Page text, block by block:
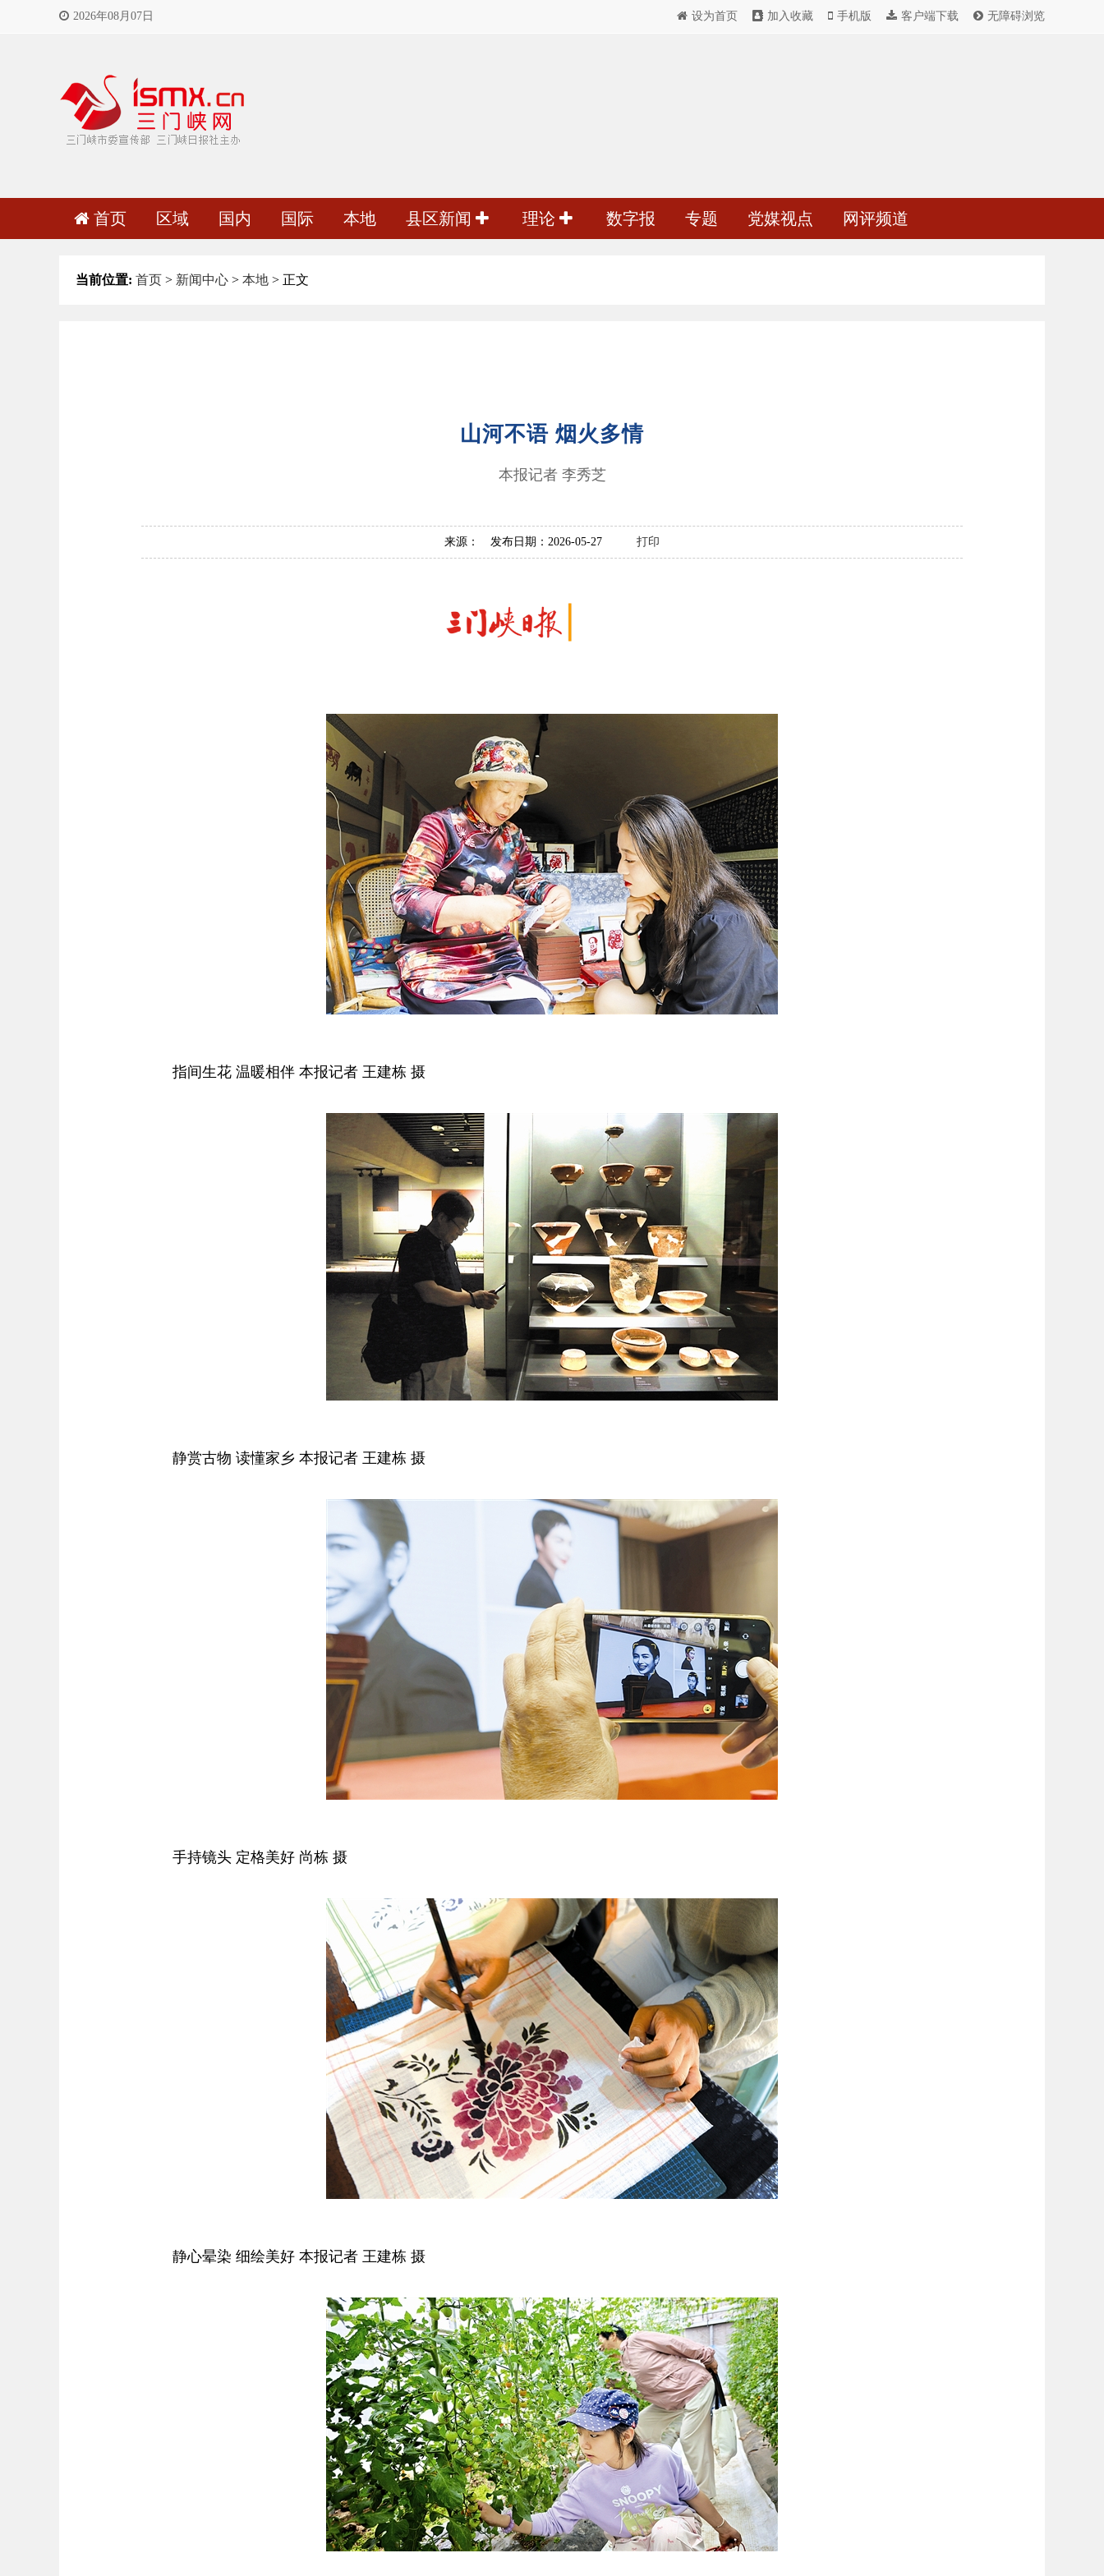
2026年08月07日 设为首页 加入收藏 手机版 客户端下载 无障碍浏览
首页 区域 国内 国际 本地 县区新闻 理论 数字报 专题 党媒视点 网评频道
当前位置: 首页 > 新闻中心 > 本地 > 正文
山河不语 烟火多情
本报记者 李秀芝
来源： 发布日期：2026-05-27 打印
指间生花 温暖相伴 本报记者 王建栋 摄
静赏古物 读懂家乡 本报记者 王建栋 摄
手持镜头 定格美好 尚栋 摄
静心晕染 细绘美好 本报记者 王建栋 摄